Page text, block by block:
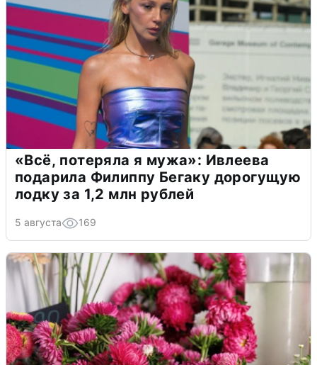
«Всё, потеряла я мужа»: Ивлеева
подарила Филиппу Бегаку дорогущую
лодку за 1,2 млн рублей
5 августа 169